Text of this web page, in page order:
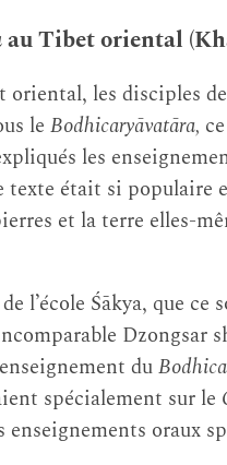
au Tibet oriental
les disciples
le Bodhicaryāvatāra,
les
était si populaire
et la terre elles-
l’école Śākya, que
Dzongsar
du
spécialement sur le
oraux